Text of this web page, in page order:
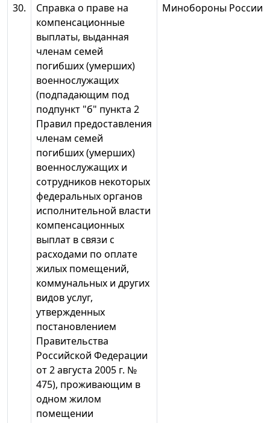
30.
Справка о праве на
компенсационные
выплаты, выданная
членам семей
погибших (умерших)
военнослужащих
(подпадающим под
подпункт "б" пункта 2
Правил предоставления
членам семей
погибших (умерших)
военнослужащих и
сотрудников некоторых
федеральных органов
исполнительной власти
компенсационных
выплат в связи с
расходами по оплате
жилых помещений,
коммунальных и других
видов услуг,
утвержденных
постановлением
Правительства
Российской Федерации
от 2 августа 2005 г. №
475), проживающим в
одном жилом
помещении
Минобороны России